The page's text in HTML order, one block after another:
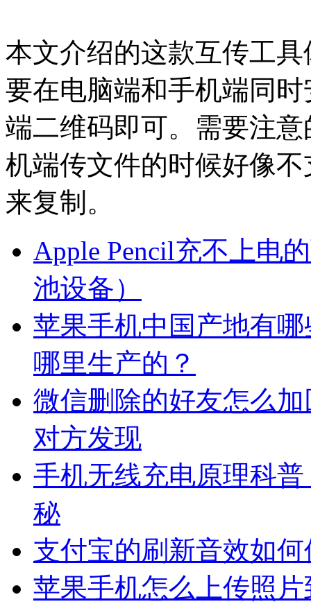
本文介绍的这款互传工
要在电脑端和手机端同
端二维码即可。需要注
机端传文件的时候好像
来复制。
Apple Pencil充不上电
池设备）
苹果手机中国产地有
哪里生产的？
微信删除的好友怎么
对方发现
手机无线充电原理科
秘
支付宝的刷新音效如
苹果手机怎么上传照